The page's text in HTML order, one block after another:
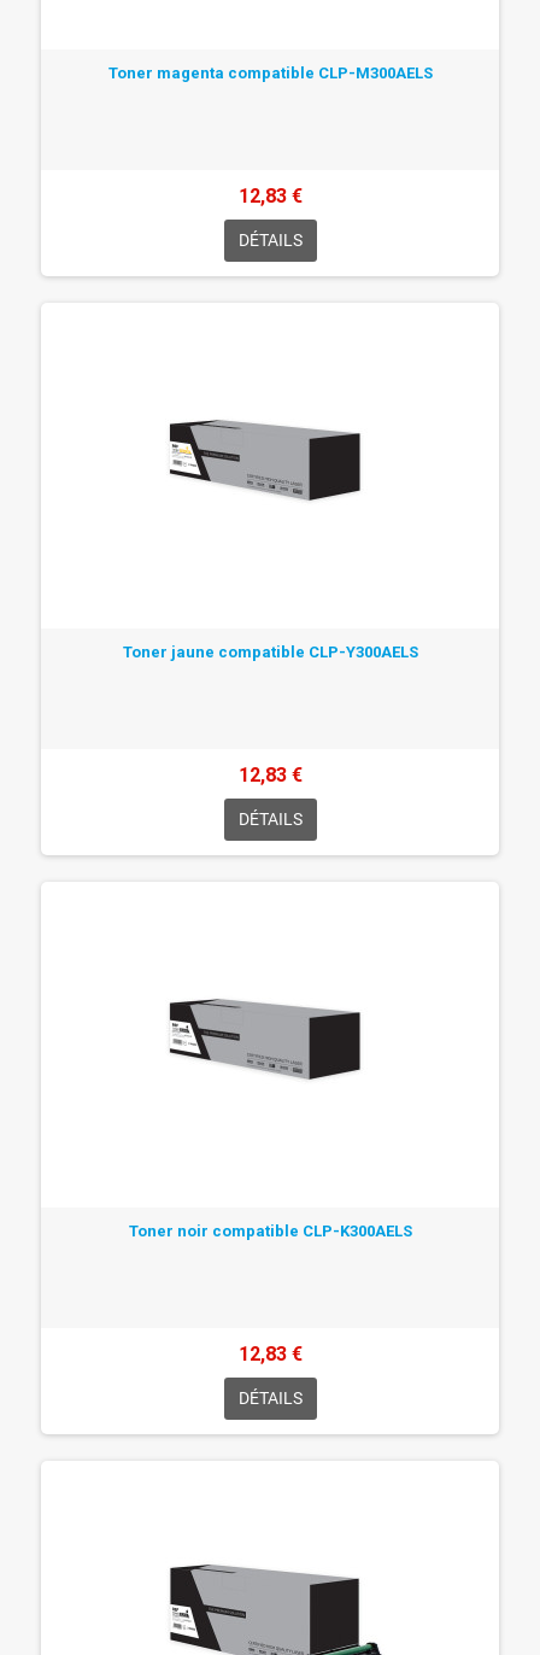
Toner magenta compatible CLP-M300AELS
12,83 €
DÉTAILS
Toner jaune compatible CLP-Y300AELS
12,83 €
DÉTAILS
Toner noir compatible CLP-K300AELS
12,83 €
DÉTAILS